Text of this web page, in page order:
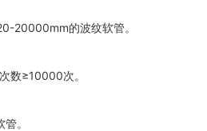
20000mm的波纹软管。
数≥10000次。
。